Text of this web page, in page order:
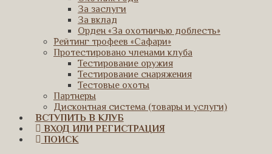
За заслуги
За вклад
Орден «За охотничью доблесть»
Рейтинг трофеев «Сафари»
Протестировано членами клуба
Тестирование оружия
Тестирование снаряжения
Тестовые охоты
Партнеры
Дисконтная система (товары и услуги)
ВСТУПИТЬ В КЛУБ
ВХОД ИЛИ РЕГИСТРАЦИЯ
ПОИСК